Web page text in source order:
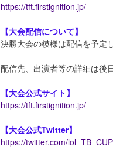
https://tft.firstignition.jp/
【大会配信について】
決勝大会の模様は配信を予定
配信先、出演者等の詳細は後
【大会公式サイト】
https://tft.firstignition.jp/
【大会公式Twitter】
https://twitter.com/lol_TB_CUP